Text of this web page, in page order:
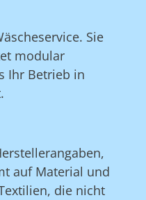
Sie
modular
Ihr Betrieb in
auf Material und
die nicht